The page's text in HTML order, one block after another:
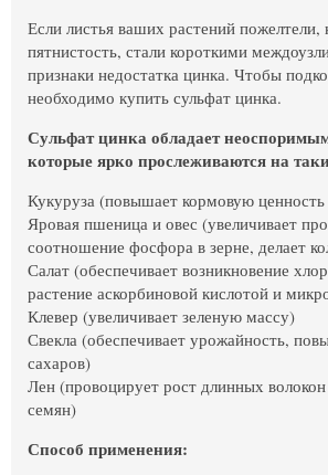
Если листья ваших растений пожелтели,
пятнистость, стали короткими
признаки недостатка цинка. Чтобы
необходимо купить сульфат цинка.
Сульфат цинка обладает
которые ярко прослеживаются на
Кукуруза (повышает кормовую ценность
Яровая пшеница и овес (увеличивает
соотношение фосфора в зерне, делает
Салат (обеспечивает возникновение
растение аскорбиновой кислотой и
Клевер (увеличивает зеленую массу)
Свекла (обеспечивает урожайность,
сахаров)
Лен (провоцирует рост длинных волокон
семян)
Способ применения: